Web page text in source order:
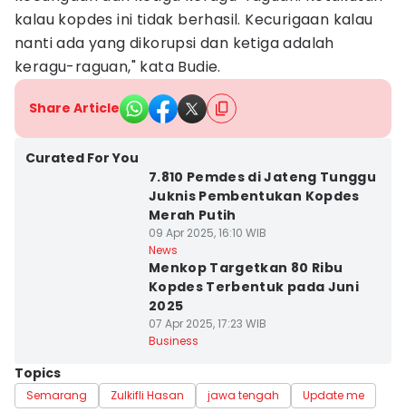
kalau kopdes ini tidak berhasil. Kecurigaan kalau
nanti ada yang dikorupsi dan ketiga adalah
keragu-raguan," kata Budie.
Share Article
Curated For You
7.810 Pemdes di Jateng Tunggu
Juknis Pembentukan Kopdes
Merah Putih
09 Apr 2025, 16:10 WIB
News
Menkop Targetkan 80 Ribu
Kopdes Terbentuk pada Juni
2025
07 Apr 2025, 17:23 WIB
Business
Topics
Semarang Zulkifli Hasan jawa tengah Update me